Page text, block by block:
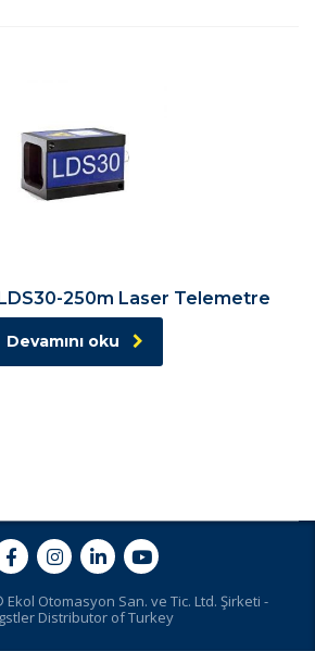
250m Laser Telemetre
Devamını oku
Otomasyon San. ve Tic. Ltd. Şirketi -
Distributor of Turkey